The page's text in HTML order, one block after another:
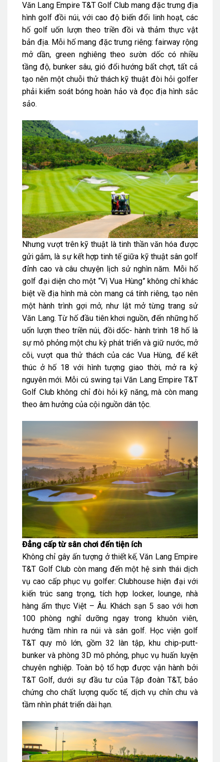
Văn Lang Empire T&T Golf Club mang đặc trưng địa
hình golf đồi núi, với cao độ biến đổi linh hoạt, các
hố golf uốn lượn theo triền đồi và thảm thực vật
bản địa. Mỗi hố mang đặc trưng riêng: fairway rộng
mở dần, green nghiêng theo sườn dốc có nhiều
tầng độ, bunker sâu, gió đổi hướng bất chợt, tất cả
tạo nên một chuỗi thử thách kỹ thuật đòi hỏi golfer
phải kiểm soát bóng hoàn hảo và đọc địa hình sắc
sảo.
Nhưng vượt trên kỹ thuật là tinh thần văn hóa được
gửi gắm, là sự kết hợp tinh tế giữa kỹ thuật sân golf
đỉnh cao và câu chuyện lịch sử nghìn năm. Mỗi hố
golf đại diện cho một “Vị Vua Hùng” không chỉ khác
biệt về địa hình mà còn mang cá tính riêng, tạo nên
một hành trình gợi mở, như lật mở từng trang sử
Văn Lang. Từ hố đầu tiên khơi nguồn, đến những hố
uốn lượn theo triền núi, đồi dốc- hành trình 18 hố là
sự mô phỏng một chu kỳ phát triển và giữ nước, mở
cõi, vượt qua thử thách của các Vua Hùng, để kết
thúc ở hố 18 với hình tượng giao thời, mở ra kỷ
nguyên mới. Mỗi cú swing tại Văn Lang Empire T&T
Golf Club không chỉ đòi hỏi kỹ năng, mà còn mang
theo âm hưởng của cội nguồn dân tộc.
Đẳng cấp từ sân chơi đến tiện ích
Không chỉ gây ấn tượng ở thiết kế, Văn Lang Empire
T&T Golf Club còn mang đến một hệ sinh thái dịch
vụ cao cấp phục vụ golfer: Clubhouse hiện đại với
kiến trúc sang trọng, tích hợp locker, lounge, nhà
hàng ẩm thực Việt – Âu. Khách sạn 5 sao với hơn
100 phòng nghỉ dưỡng ngay trong khuôn viên,
hướng tầm nhìn ra núi và sân golf. Học viện golf
T&T quy mô lớn, gồm 32 làn tập, khu chip-putt-
bunker và phòng 3D mô phỏng, phục vụ huấn luyện
chuyên nghiệp. Toàn bộ tổ hợp được vận hành bởi
T&T Golf, dưới sự đầu tư của Tập đoàn T&T, bảo
chứng cho chất lượng quốc tế, dịch vụ chỉn chu và
tầm nhìn phát triển dài hạn.